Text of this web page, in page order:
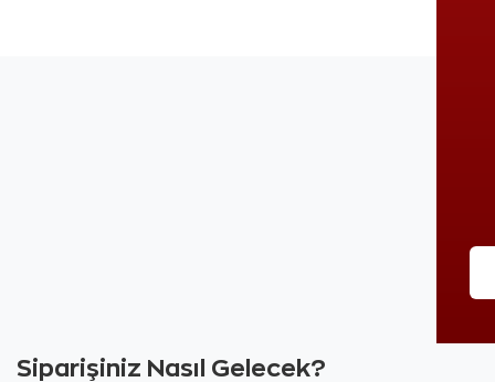
Siparişiniz Nasıl Gelecek?